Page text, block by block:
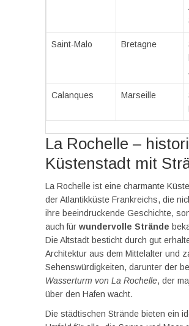
Saint-Malo Bretagne
Calanques Marseille
La Rochelle –
Küstenstadt mit
La Rochelle ist eine charmante
der Atlantikküste Frankreichs, die
ihre beeindruckende Geschichte,
auch für wundervolle Strände
Die Altstadt besticht durch gut
Architektur aus dem Mittelalter und
Sehenswürdigkeiten, darunter der
Wasserturm von La Rochelle, der
über den Hafen wacht.
Die städtischen Strände bieten ein